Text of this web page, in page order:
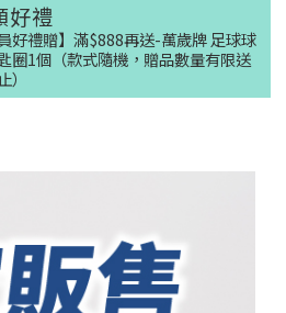
好禮
員好禮贈】滿$888再送-萬歲牌 足球球
圈1個（款式隨機，贈品數量有限送
）